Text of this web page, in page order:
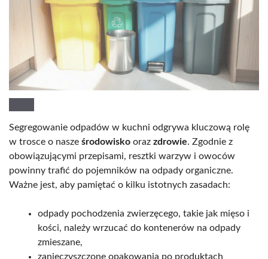
Segregowanie odpadów w kuchni odgrywa kluczową rolę
w trosce o nasze środowisko oraz zdrowie. Zgodnie z
obowiązującymi przepisami, resztki warzyw i owoców
powinny trafić do pojemników na odpady organiczne.
Ważne jest, aby pamiętać o kilku istotnych zasadach:
odpady pochodzenia zwierzęcego, takie jak mięso i
kości, należy wrzucać do kontenerów na odpady
zmieszane,
zanieczyszczone opakowania po produktach